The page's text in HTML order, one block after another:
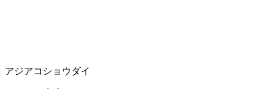
アジアコショウダイ